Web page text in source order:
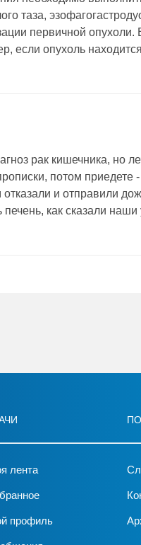
таза,
первичной опухоли.
если опухоль
рак кишечника, но
потом приедете
и отправили
как сказали
лента
профиль